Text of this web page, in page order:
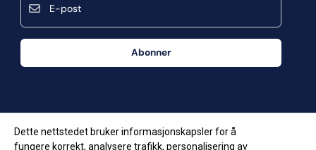
Frakt og retur
Våre butikker
Abonner
Dette nettstedet bruker informasjonskapsler for å
fungere korrekt, analysere trafikk, personalisering av